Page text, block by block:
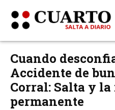
Cuando
Accidente de
Corral: Salta y
permanente